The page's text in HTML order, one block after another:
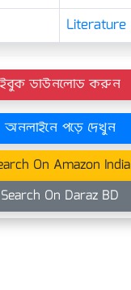
Literature
ইবুক ডাউনলোড করুন
অনলাইনে পড়ে দেখুন
On Amazon India
Search On Daraz BD